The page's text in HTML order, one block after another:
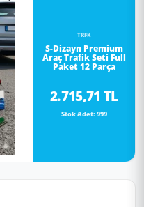
TRFK
S-Dizayn Premium
Araç Trafik Seti Full
Paket 12 Parça
2.715,71 TL
Stok Adet: 999